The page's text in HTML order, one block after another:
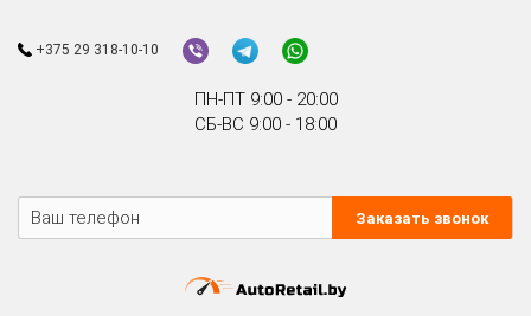
+375 29 318-10-10
ПН-ПТ 9:00 - 20:00
СБ-ВС 9:00 - 18:00
Заказать звонок